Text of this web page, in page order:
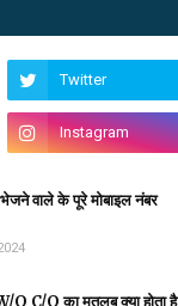
वाले के पूरे मोबाइल नंबर
C/O का मतलब क्या होता है